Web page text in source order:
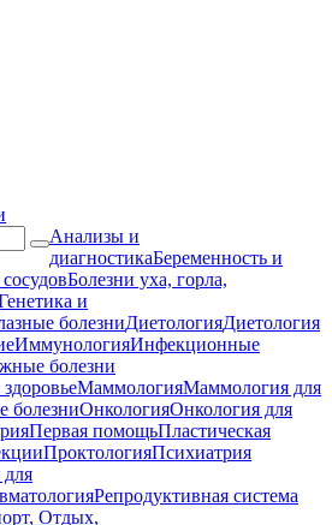
Анализы и
диагностикаБеременность и
Болезни уха, горла,
и
болезниДиетологияДиетология
ИммунологияИнфекционные
болезни
МаммологияМаммология для
болезниОнкологияОнкология для
Первая помощьПластическая
ПроктологияПсихиатрия
Репродуктивная система
Отдых,